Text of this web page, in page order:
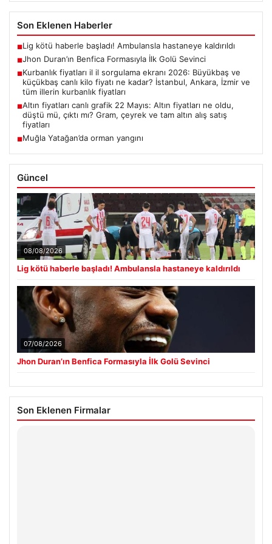
Son Eklenen Haberler
■Lig kötü haberle başladı! Ambulansla hastaneye kaldırıldı
■Jhon Duran’ın Benfica Formasıyla İlk Golü Sevinci
■Kurbanlık fiyatları il il sorgulama ekranı 2026: Büyükbaş ve
küçükbaş canlı kilo fiyatı ne kadar? İstanbul, Ankara, İzmir ve
tüm illerin kurbanlık fiyatları
■Altın fiyatları canlı grafik 22 Mayıs: Altın fiyatları ne oldu,
düştü mü, çıktı mı? Gram, çeyrek ve tam altın alış satış
fiyatları
■Muğla Yatağan’da orman yangını
Güncel
08/08/2026
Lig kötü haberle başladı! Ambulansla hastaneye kaldırıldı
07/08/2026
Jhon Duran’ın Benfica Formasıyla İlk Golü Sevinci
Son Eklenen Firmalar